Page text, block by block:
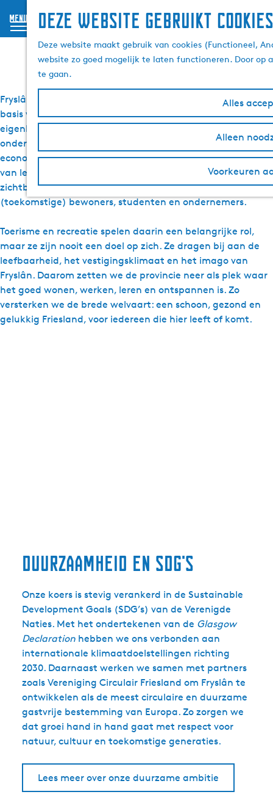
Deze website gebruikt cookies
Deze website maakt gebruik van cookies (Functioneel,
website zo goed mogelijk te laten functioneren. Door op
te gaan.
Alles
Alleen
Voorkeuren
menu
a
n
a
a
d
h
e
p
g
e
Over ons
Fryslân is anders. Een provincie waar ruimte en rust de
basis vormen voor vernieuwing en creativiteit. Waar
eigenheid en karakter samengaan met innovatie en
ondernemerschap: van watertechnologie en circulaire
economie tot sport en cultuur. En altijd met de kwaliteit
van leven als uitgangspunt. Bij Merk Fryslân maken we dat
zichtbaar – niet alleen voor bezoekers, maar ook voor
(toekomstige) bewoners, studenten en ondernemers.
Toerisme en recreatie spelen daarin een belangrijke rol,
maar ze zijn nooit een doel op zich. Ze dragen bij aan de
leefbaarheid, het vestigingsklimaat en het imago van
Fryslân. Daarom zetten we de provincie neer als plek waar
het goed wonen, werken, leren en ontspannen is. Zo
versterken we de brede welvaart: een schoon, gezond en
gelukkig Friesland, voor iedereen die hier leeft of komt.
Duurzaamheid en sdg's
Onze koers is stevig verankerd in de Sustainable
Development Goals (SDG’s) van de Verenigde
Naties. Met het ondertekenen van de Glasgow
Declaration hebben we ons verbonden aan
internationale klimaatdoelstellingen richting
2030. Daarnaast werken we samen met partners
zoals Vereniging Circulair Friesland om Fryslân te
ontwikkelen als de meest circulaire en duurzame
gastvrije bestemming van Europa. Zo zorgen we
dat groei hand in hand gaat met respect voor
natuur, cultuur en toekomstige generaties.
Lees meer over onze duurzame ambitie